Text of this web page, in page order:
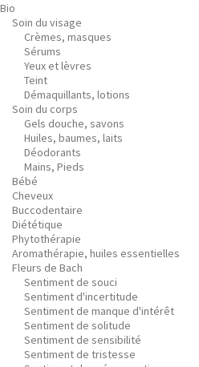
Bio
Soin du visage
Crèmes, masques
Sérums
Yeux et lèvres
Teint
Démaquillants, lotions
Soin du corps
Gels douche, savons
Huiles, baumes, laits
Déodorants
Mains, Pieds
Bébé
Cheveux
Buccodentaire
Diététique
Phytothérapie
Aromathérapie, huiles essentielles
Fleurs de Bach
Sentiment de souci
Sentiment d'incertitude
Sentiment de manque d'intérêt
Sentiment de solitude
Sentiment de sensibilité
Sentiment de tristesse